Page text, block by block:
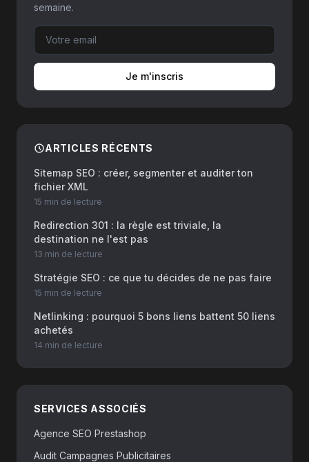
semaine.
Je m'inscris
ARTICLES RÉCENTS
Sitemap SEO : créer, segmenter et auditer ton
fichier XML
15 min de lecture
Redirection 301 : la règle est triviale, la
destination ne l'est pas
13 min de lecture
Stratégie SEO : ce que tu décides de ne pas faire
15 min de lecture
Netlinking : pourquoi 5 bons liens battent 50 liens
achetés
14 min de lecture
SERVICES ASSOCIÉS
Agence SEO Prestashop
Audit Campagnes Publicitaires